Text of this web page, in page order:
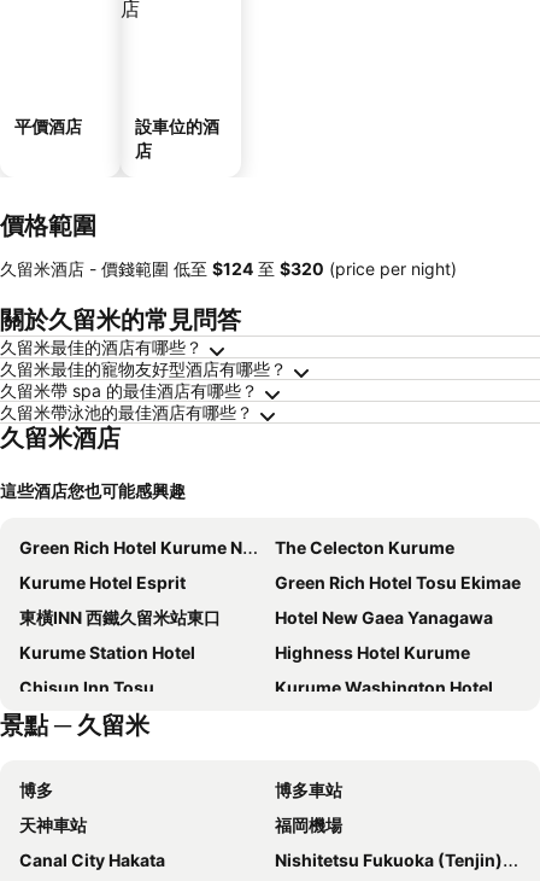
平價酒店
設車位的酒
店
價格範圍
久留米酒店 - 價錢範圍 低至 ‎$124 至 ‎$320 (price per night)
關於久留米的常見問答
久留米最佳的酒店有哪些？
久留米最佳的寵物友好型酒店有哪些？
久留米帶 spa 的最佳酒店有哪些？
久留米帶泳池的最佳酒店有哪些？
久留米酒店
這些酒店您也可能感興趣
Green Rich Hotel Kurume Natural Hot Spring Arimamutsumonnoyu
The Celecton Kurume
Kurume Hotel Esprit
Green Rich Hotel Tosu Ekimae
東橫INN 西鐵久留米站東口
Hotel New Gaea Yanagawa
Kurume Station Hotel
Highness Hotel Kurume
Chisun Inn Tosu
Kurume Washington Hotel Plaza
Hotel Route-Inn Yanagawa Ekimae
Okawa Riverside Hotel
Hotel Cross Base Tosu Station
HOTEL R9 The Yard Chikuzen
Iyashidokoro Hotel Kanraku Kurumeekimae
Hotel Mine (Love Hotel)
HOTEL Villamure Ogori -ADULT ONLY-
景點 ─ 久留米
博多
博多車站
天神車站
福岡機場
Canal City Hakata
Nishitetsu Fukuoka (Tenjin) Station